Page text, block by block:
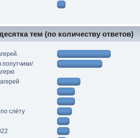
тем (по количеству ответов)
попутчики/
слёту